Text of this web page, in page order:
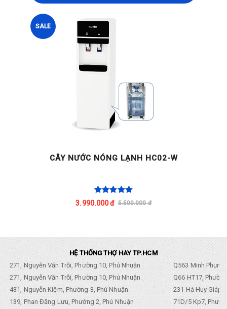
SALE
CÂY NƯỚC NÓNG LẠNH HC02-W
3.990.000 đ 5.500.000 đ
HỆ THỐNG THỢ HAY TP.HCM
271, Nguyễn Văn Trỗi, Phường 10, Phú Nhuận
Q563 Minh
271, Nguyễn Văn Trỗi, Phường 10, Phú Nhuận
Q66 HT17,
431, Nguyễn Kiệm, Phường 3, Phú Nhuận
231 Hà Huy Giáp,
139, Phan Đăng Lưu, Phường 2, Phú Nhuận
71D/5 Kp7,